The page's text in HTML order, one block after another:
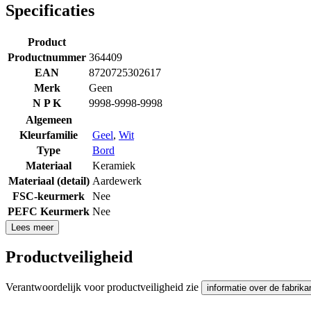
Specificaties
Product
Productnummer 364409
EAN
8720725302617
Merk
Geen
N P K
9998-9998-9998
Algemeen
Kleurfamilie
Geel, Wit
Type
Bord
Materiaal
Keramiek
Materiaal (detail) Aardewerk
FSC-keurmerk
Nee
PEFC Keurmerk Nee
Lees meer
Productveiligheid
Verantwoordelijk voor productveiligheid zie informatie over de